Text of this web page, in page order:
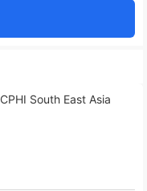
亚洲制药原料展览会 CPHI South East Asia